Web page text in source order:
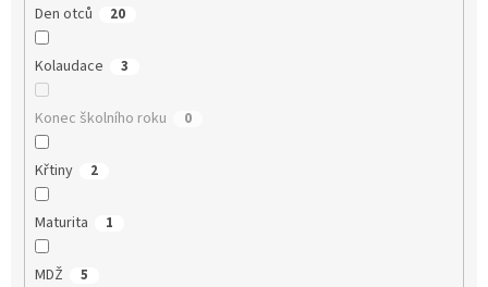
Den otců 20
Kolaudace 3
Konec školního roku 0
Křtiny 2
Maturita 1
MDŽ 5